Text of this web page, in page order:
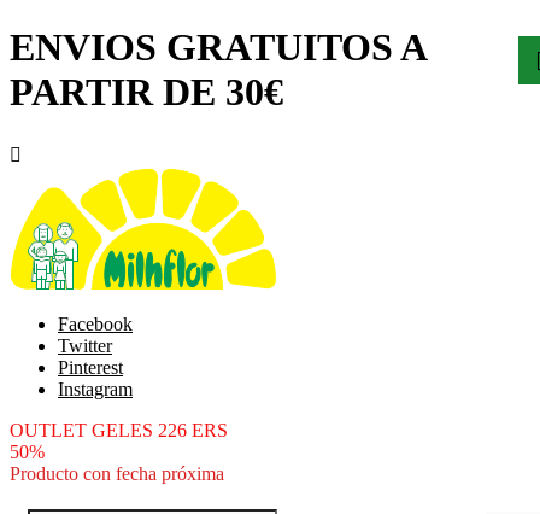
ENVIOS GRATUITOS A
PARTIR DE 30€

Facebook
Twitter
Pinterest
Instagram
OUTLET GELES 226 ERS
50%
Producto con fecha próxima